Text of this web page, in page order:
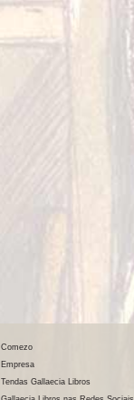
Comezo
Empresa
Tendas Gallaecia Libros